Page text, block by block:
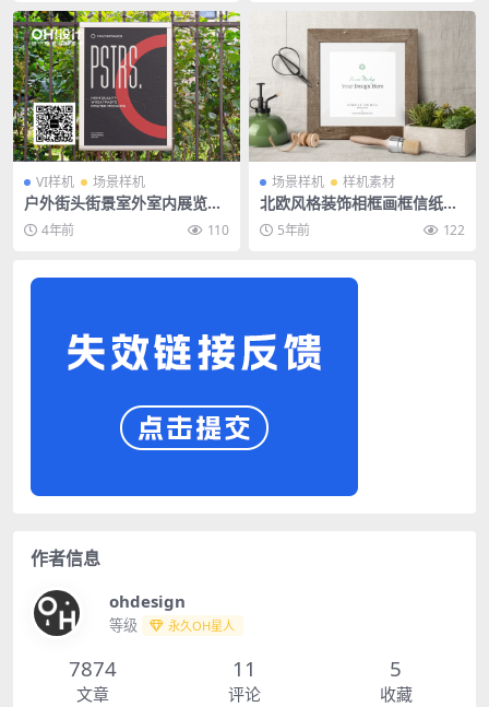
VI样机 场景样机
户外街头街景室外室内展览画
展海报广告场景PSD展示样机
4年前 110
场景样机 样机素材
北欧风格装饰相框画框信纸VI
场景样机PSD素材
5年前 122
作者信息
ohdesign
等级 永久OH星人
7874
文章
11
评论
5
收藏